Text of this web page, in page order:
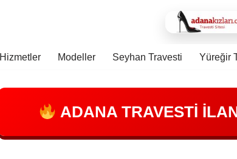
Hizmetler Modeller Seyhan Travesti Yüreğir
ADANA TRAVESTİ